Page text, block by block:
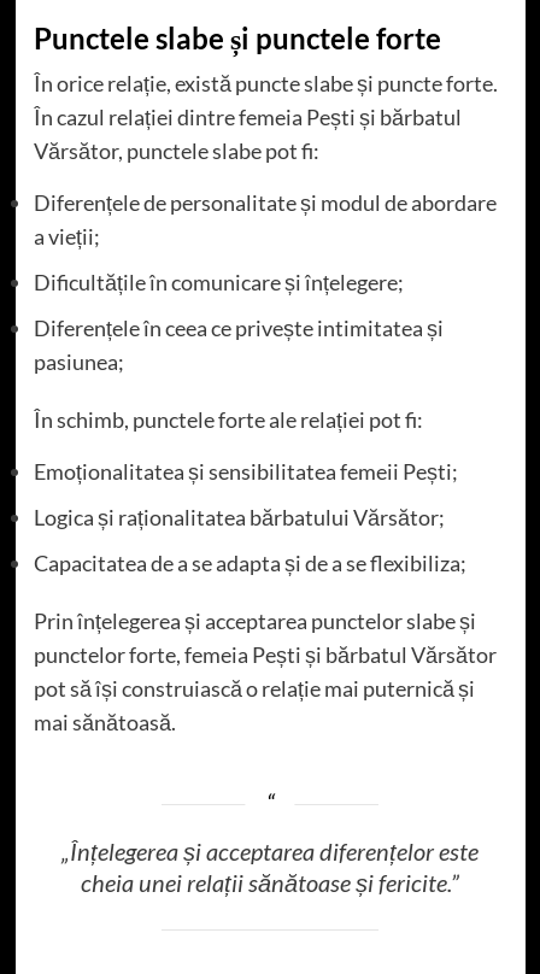
Punctele slabe și punctele forte
În orice relație, există puncte slabe și puncte forte.
În cazul relației dintre femeia Pești și bărbatul
Vărsător, punctele slabe pot fi:
Diferențele de personalitate și modul de abordare
a vieții;
Dificultățile în comunicare și înțelegere;
Diferențele în ceea ce privește intimitatea și
pasiunea;
În schimb, punctele forte ale relației pot fi:
Emoționalitatea și sensibilitatea femeii Pești;
Logica și raționalitatea bărbatului Vărsător;
Capacitatea de a se adapta și de a se flexibiliza;
Prin înțelegerea și acceptarea punctelor slabe și
punctelor forte, femeia Pești și bărbatul Vărsător
pot să își construiască o relație mai puternică și
mai sănătoasă.
„Înțelegerea și acceptarea diferențelor este
cheia unei relații sănătoase și fericite.”